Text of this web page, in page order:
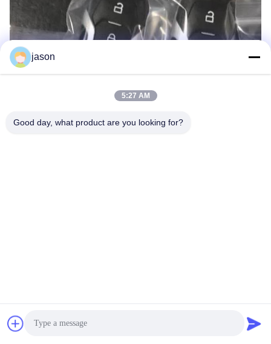
Adres
jason
5:27 AM
Good day, what product are you looking for?